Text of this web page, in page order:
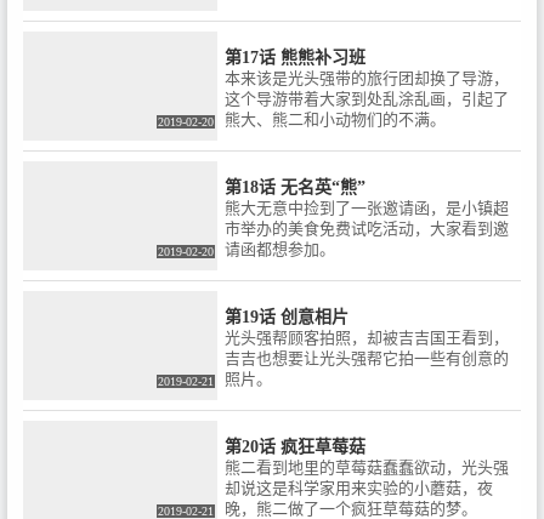
2019-02-20
第17话 熊熊补习班
本来该是光头强带的旅行团却换了导游，
这个导游带着大家到处乱涂乱画，引起了
熊大、熊二和小动物们的不满。
2019-02-20
第18话 无名英“熊”
熊大无意中捡到了一张邀请函，是小镇超
市举办的美食免费试吃活动，大家看到邀
请函都想参加。
2019-02-21
第19话 创意相片
光头强帮顾客拍照，却被吉吉国王看到，
吉吉也想要让光头强帮它拍一些有创意的
照片。
2019-02-21
第20话 疯狂草莓菇
熊二看到地里的草莓菇蠢蠢欲动，光头强
却说这是科学家用来实验的小蘑菇，夜
晚，熊二做了一个疯狂草莓菇的梦。